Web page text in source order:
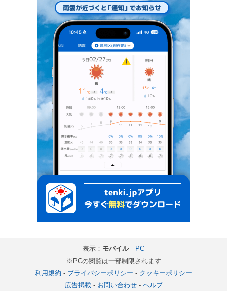
表示： モバイル｜ PC
※PCの閲覧は一部制限されます
利用規約 - プライバシーポリシー - クッキーポリシー
広告掲載- お問い合わせ- ヘルプ